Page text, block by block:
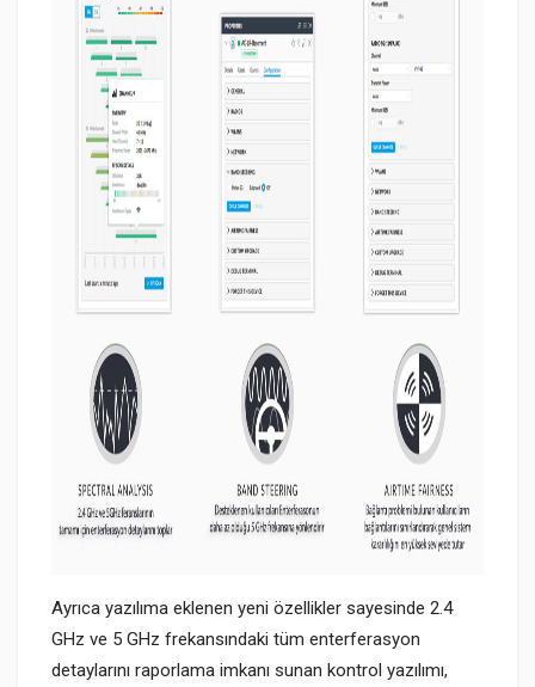
Ayrıca yazılıma eklenen yeni özellikler sayesinde 2.4
GHz ve 5 GHz frekansındaki tüm enterferasyon
detaylarını raporlama imkanı sunan kontrol yazılımı,